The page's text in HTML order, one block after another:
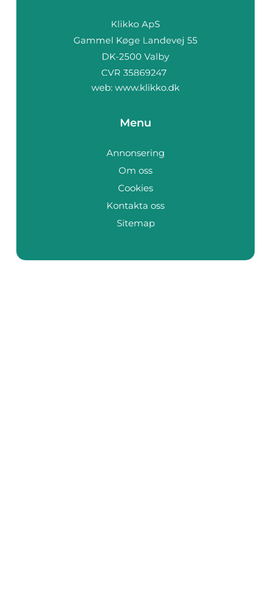
web: www.klikko.dk
Menu
Annonsering
Om oss
Cookies
Kontakta oss
Sitemap